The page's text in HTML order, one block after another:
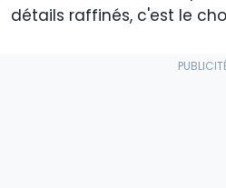
détails raffinés, c'est le